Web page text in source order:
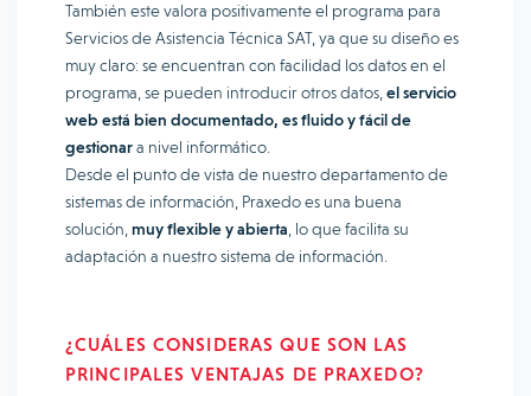
También este valora positivamente el programa para
Servicios de Asistencia Técnica SAT, ya que su diseño es
muy claro: se encuentran con facilidad los datos en el
programa, se pueden introducir otros datos, el servicio
web está bien documentado, es fluido y fácil de
gestionara nivel informático.
Desde el punto de vista de nuestro departamento de
sistemas de información, Praxedo es una buena
solución, muy flexible y abierta , lo que facilita su
adaptación a nuestro sistema de información.
¿CUÁLES CONSIDERAS QUE SON LAS
PRINCIPALES VENTAJAS DE PRAXEDO?